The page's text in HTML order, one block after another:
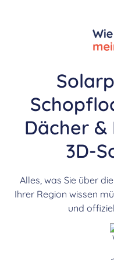
Dächer &
3D-
Alles, was Sie über
Ihrer Region wissen
und